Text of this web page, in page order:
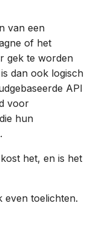
van een
of het
gek te worden
dan ook logisch
API
voor
hun
het, en is het
even toelichten.